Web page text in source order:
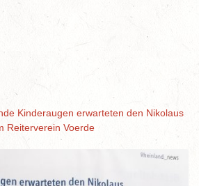
Kinderaugen erwarteten den Nikolaus
Reiterverein Voerde